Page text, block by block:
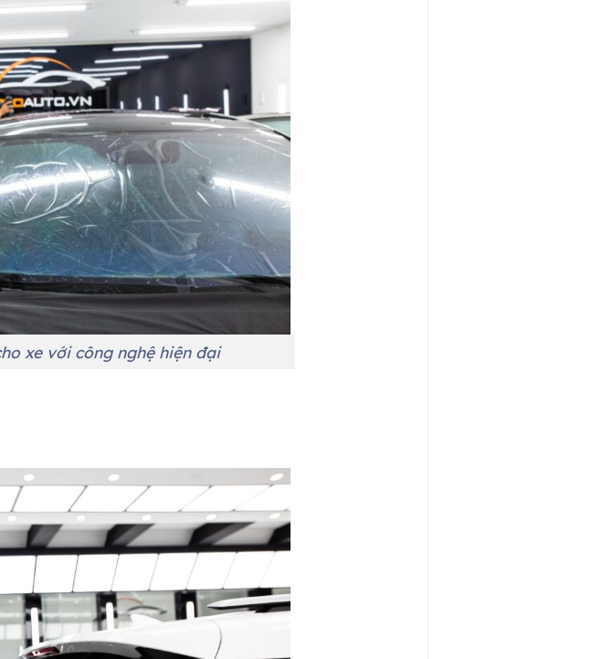
xe với công nghệ hiện đại